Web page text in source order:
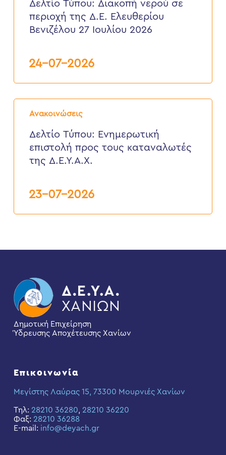
περιοχή
2026
Δελτίο Τύπου: Διακοπή νερού σε
περιοχή της Δ.Ε. Ελευθερίου
Βενιζέλου 27 Ιουλίου 2026
24-07-2026
Ανακοινώσεις
Δελτίο
Τύπου:
επιστολή
προς
τους
καταναλωτές
Δελτίο Τύπου: Eνημερωτική
επιστολή προς τους καταναλωτές
της Δ.Ε.Υ.Α.Χ.
23-07-2026
Δημοτική Επιχείρηση
Ύδρευσης Αποχέτευσης Χανίων
Επικοινωνία
Μεγίστης Λαύρας 15, 73300 Μουρνιές Χανίων
Τηλ: 28210 36280, 28210 36220
Φαξ: 28210 36288
E-mail: info@deyach.gr